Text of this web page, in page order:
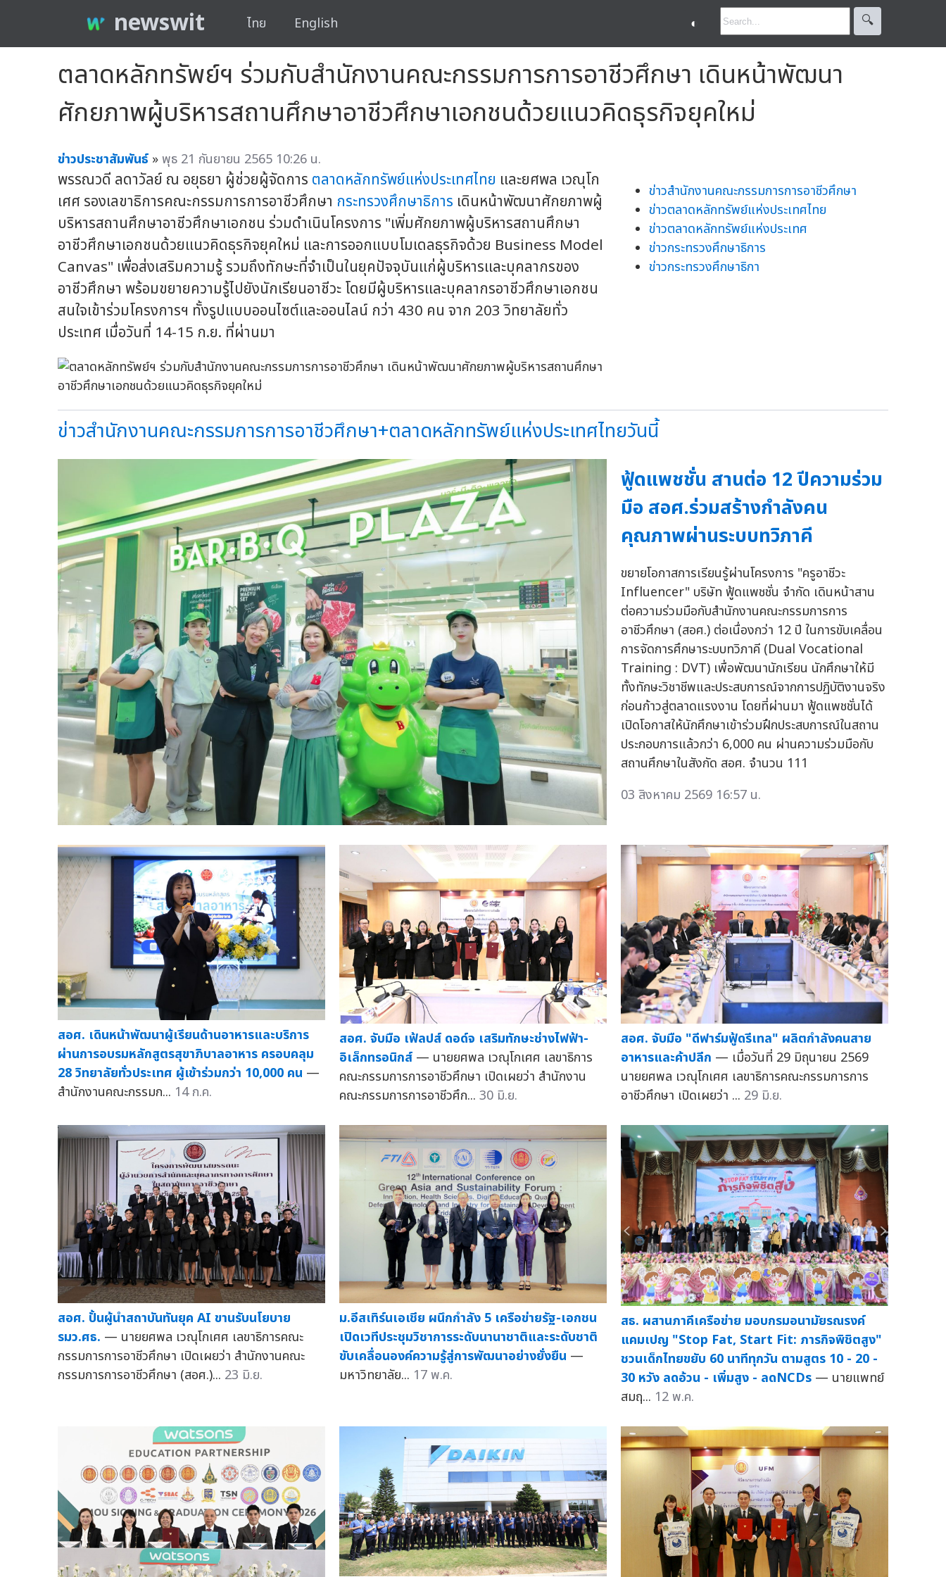
newswit ไทย English ◐ 🔍︎
ตลาดหลักทรัพย์ฯ ร่วมกับสำนักงานคณะกรรมการการอาชีวศึกษา เดินหน้าพัฒนา
ศักยภาพผู้บริหารสถานศึกษาอาชีวศึกษาเอกชนด้วยแนวคิดธุรกิจยุคใหม่
ข่าวประชาสัมพันธ์ »พุธ 21 กันยายน 2565 10:26 น.
พรรณวดี ลดาวัลย์ ณ อยุธยา ผู้ช่วยผู้จัดการ ตลาดหลักทรัพย์แห่งประเทศไทย และยศพล เวณุโก
เศศ รองเลขาธิการคณะกรรมการการอาชีวศึกษา กระทรวงศึกษาธิการ เดินหน้าพัฒนาศักยภาพผู้
บริหารสถานศึกษาอาชีวศึกษาเอกชน ร่วมดำเนินโครงการ "เพิ่มศักยภาพผู้บริหารสถานศึกษา
อาชีวศึกษาเอกชนด้วยแนวคิดธุรกิจยุคใหม่ และการออกแบบโมเดลธุรกิจด้วย Business Model
Canvas" เพื่อส่งเสริมความรู้ รวมถึงทักษะที่จำเป็นในยุคปัจจุบันแก่ผู้บริหารและบุคลากรของ
อาชีวศึกษา พร้อมขยายความรู้ไปยังนักเรียนอาชีวะ โดยมีผู้บริหารและบุคลากรอาชีวศึกษาเอกชน
สนใจเข้าร่วมโครงการฯ ทั้งรูปแบบออนไซต์และออนไลน์ กว่า 430 คน จาก 203 วิทยาลัยทั่ว
ประเทศ เมื่อวันที่ 14-15 ก.ย. ที่ผ่านมา
ข่าวสำนักงานคณะกรรมการการอาชีวศึกษา
ข่าวตลาดหลักทรัพย์แห่งประเทศไทย
ข่าวตลาดหลักทรัพย์แห่งประเทศ
ข่าวกระทรวงศึกษาธิการ
ข่าวกระทรวงศึกษาธิกา
ข่าวสำนักงานคณะกรรมการการอาชีวศึกษา+ตลาดหลักทรัพย์แห่งประเทศไทยวันนี้
ฟู้ดแพชชั่น สานต่อ 12 ปีความร่วม
มือ สอศ.ร่วมสร้างกำลังคน
คุณภาพผ่านระบบทวิภาคี
ขยายโอกาสการเรียนรู้ผ่านโครงการ "ครูอาชีวะ
Influencer" บริษัท ฟู้ดแพชชั่น จำกัด เดินหน้าสาน
ต่อความร่วมมือกับสำนักงานคณะกรรมการการ
อาชีวศึกษา (สอศ.) ต่อเนื่องกว่า 12 ปี ในการขับเคลื่อน
การจัดการศึกษาระบบทวิภาคี (Dual Vocational
Training : DVT) เพื่อพัฒนานักเรียน นักศึกษาให้มี
ทั้งทักษะวิชาชีพและประสบการณ์จากการปฏิบัติงานจริง
ก่อนก้าวสู่ตลาดแรงงาน โดยที่ผ่านมา ฟู้ดแพชชั่นได้
เปิดโอกาสให้นักศึกษาเข้าร่วมฝึกประสบการณ์ในสถาน
ประกอบการแล้วกว่า 6,000 คน ผ่านความร่วมมือกับ
สถานศึกษาในสังกัด สอศ. จำนวน 111
03 สิงหาคม 2569 16:57 น.
สอศ. เดินหน้าพัฒนาผู้เรียนด้านอาหารและบริการ
ผ่านการอบรมหลักสูตรสุขาภิบาลอาหาร ครอบคลุม
28 วิทยาลัยทั่วประเทศ ผู้เข้าร่วมกว่า 10,000 คน —
สำนักงานคณะกรรมก... 14 ก.ค.
สอศ. จับมือ เฟ้ลปส์ ดอด์จ เสริมทักษะช่างไฟฟ้า-
อิเล็กทรอนิกส์ — นายยศพล เวณุโกเศศ เลขาธิการ
คณะกรรมการการอาชีวศึกษา เปิดเผยว่า สำนักงาน
คณะกรรมการการอาชีวศึก... 30 มิ.ย.
สอศ. จับมือ "ดีฟาร์มฟู้ดรีเทล" ผลิตกำลังคนสาย
อาหารและค้าปลีก — เมื่อวันที่ 29 มิถุนายน 2569
นายยศพล เวณุโกเศศ เลขาธิการคณะกรรมการการ
อาชีวศึกษา เปิดเผยว่า ... 29 มิ.ย.
สอศ. ปั้นผู้นำสถาบันทันยุค AI ขานรับนโยบาย
รมว.ศธ. — นายยศพล เวณุโกเศศ เลขาธิการคณะ
กรรมการการอาชีวศึกษา เปิดเผยว่า สำนักงานคณะ
กรรมการการอาชีวศึกษา (สอศ.)... 23 มิ.ย.
ม.อีสเทิร์นเอเชีย ผนึกกำลัง 5 เครือข่ายรัฐ-เอกชน
เปิดเวทีประชุมวิชาการระดับนานาชาติและระดับชาติ
ขับเคลื่อนองค์ความรู้สู่การพัฒนาอย่างยั่งยืน —
มหาวิทยาลัย... 17 พ.ค.
สธ. ผสานภาคีเครือข่าย มอบกรมอนามัยรณรงค์
แคมเปญ "Stop Fat, Start Fit: ภารกิจพิชิตสูง"
ชวนเด็กไทยขยับ 60 นาทีทุกวัน ตามสูตร 10 - 20 -
30 หวัง ลดอ้วน - เพิ่มสูง - ลดNCDs — นายแพทย์
สมฤ... 12 พ.ค.